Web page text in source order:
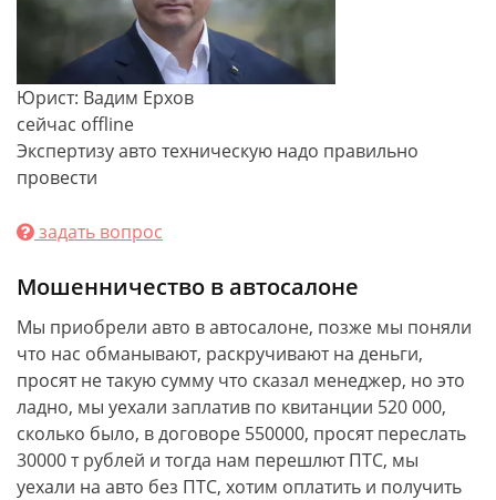
Юрист: Вадим Ерхов
сейчас offline
Экспертизу авто техническую надо правильно
провести
задать вопрос
Мошенничество в автосалоне
Мы приобрели авто в автосалоне, позже мы поняли
что нас обманывают, раскручивают на деньги,
просят не такую сумму что сказал менеджер, но это
ладно, мы уехали заплатив по квитанции 520 000,
сколько было, в договоре 550000, просят переслать
30000 т рублей и тогда нам перешлют ПТС, мы
уехали на авто без ПТС, хотим оплатить и получить